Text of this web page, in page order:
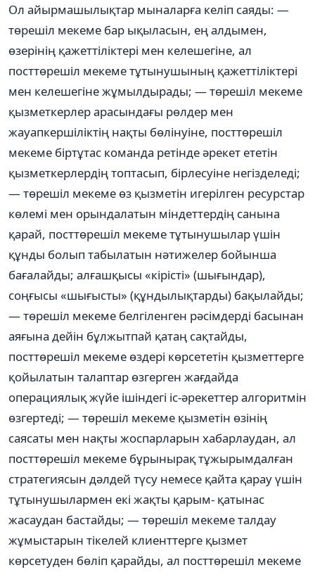
Ол айырмашылықтар мыналарға келіп саяды: —
төрешіл мекеме бар ықыласын, ең алдымен,
өзерінің қажеттіліктері мен келешегіне, ал
посттөрешіл мекеме тұтынушының қажеттіліктері
мен келешегіне жұмылдырады; — төрешіл мекеме
қызметкерлер арасындағы рөлдер мен
жауапкершіліктің нақты бөлінуіне, посттөрешіл
мекеме біртұтас команда ретінде əрекет ететін
қызметкерлердің топтасып, бірлесуіне негізделеді;
— төрешіл мекеме өз қызметін игерілген ресурстар
көлемі мен орындалатын міндеттердің санына
қарай, посттөрешіл мекеме тұтынушылар үшін
құнды болып табылатын нəтижелер бойынша
бағалайды; алғашқысы «кірісті» (шығындар),
соңғысы «шығысты» (құндылықтарды) бақылайды;
— төрешіл мекеме белгіленген рəсімдерді басынан
аяғына дейін бұлжытпай қатаң сақтайды,
посттөрешіл мекеме өздері көрсететін қызметтерге
қойылатын талаптар өзгерген жағдайда
операциялық жүйе ішіндегі іс-əрекеттер алгоритмін
өзгертеді; — төрешіл мекеме қызметін өзінің
саясаты мен нақты жоспарларын хабарлаудан, ал
посттөрешіл мекеме бұрынырақ тұжырымдалған
стратегиясын дəлдей түсу немесе қайта қарау үшін
тұтынушылармен екі жақты қарым- қатынас
жасаудан бастайды; — төрешіл мекеме талдау
жұмыстарын тікелей клиенттерге қызмет
көрсетуден бөліп қарайды, ал посттөрешіл мекеме